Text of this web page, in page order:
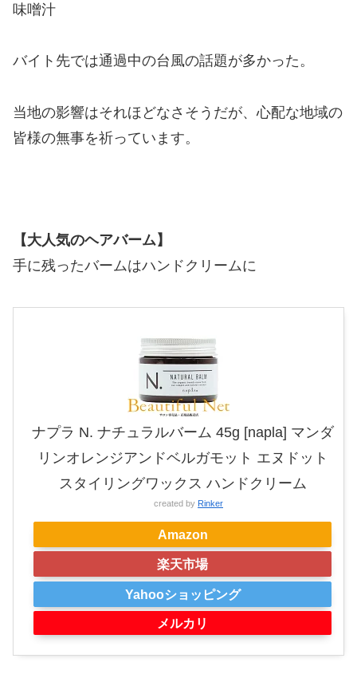
味噌汁
バイト先では通過中の台風の話題が多かった。
当地の影響はそれほどなさそうだが、心配な地域の
皆様の無事を祈っています。
【大人気のヘアバーム】
手に残ったバームはハンドクリームに
ナプラ N. ナチュラルバーム 45g [napla] マンダ
リンオレンジアンドベルガモット エヌドット
スタイリングワックス ハンドクリーム
created by Rinker
Amazon
楽天市場
Yahooショッピング
メルカリ